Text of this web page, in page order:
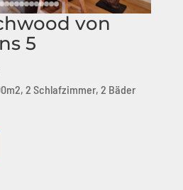
von
5
2 Schlafzimmer, 2 Bäder